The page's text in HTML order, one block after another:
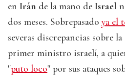
en Irán de la mano de Israel
dos meses. Sobrepasadoya el
severas discrepancias sobre
primer ministro israelí, a
"puto loco" por sus ataques